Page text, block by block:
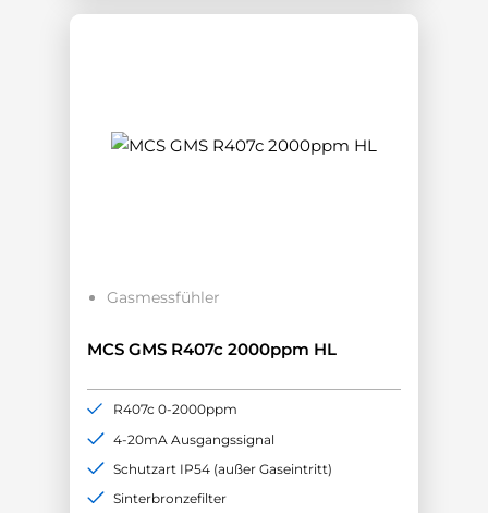
Gasmessfühler
MCS GMS R407c 2000ppm HL
R407c 0-2000ppm
4-20mA Ausgangssignal
Schutzart IP54 (außer Gaseintritt)
Sinterbronzefilter